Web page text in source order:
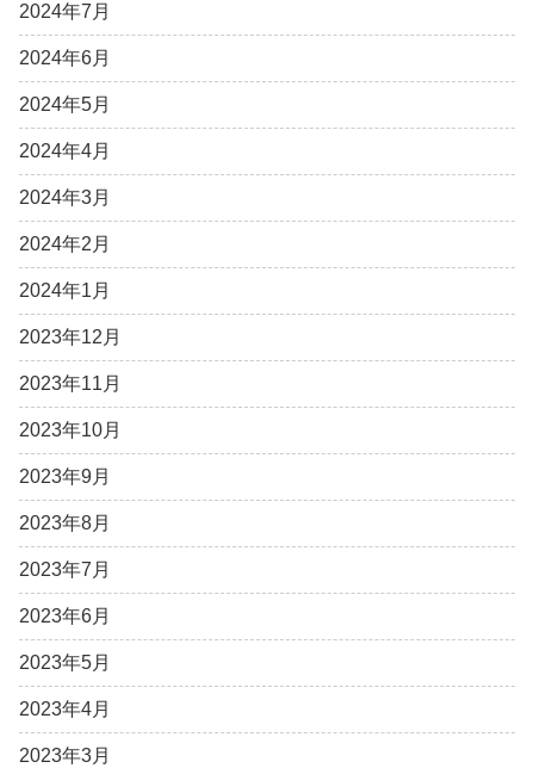
2024年7月
2024年6月
2024年5月
2024年4月
2024年3月
2024年2月
2024年1月
2023年12月
2023年11月
2023年10月
2023年9月
2023年8月
2023年7月
2023年6月
2023年5月
2023年4月
2023年3月